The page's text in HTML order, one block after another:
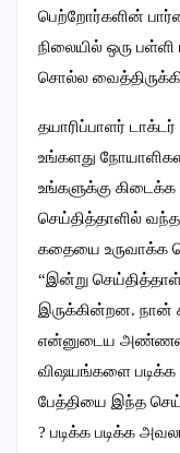
பெற்றோர்களின்
நிலையில் ஒரு
சொல்ல
தயாரிப்பாளர்
உங்களது
உங்களுக்கு கிடைக்க
செய்தித்தாளில்
கதையை உருவாக்க
“இன்று
இருக்கின்றன. நான்
என்னுடைய அண்ணன்
விஷயங்களை
பேத்தியை இந்த
? படிக்க படிக்க